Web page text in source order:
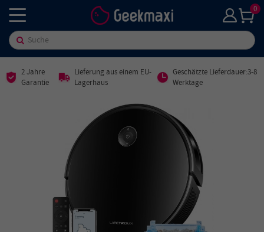
0
2 Jahre
Garantie
Lieferung aus einem EU-
Lagerhaus
Geschätzte Lieferdauer:3-8
Werktage